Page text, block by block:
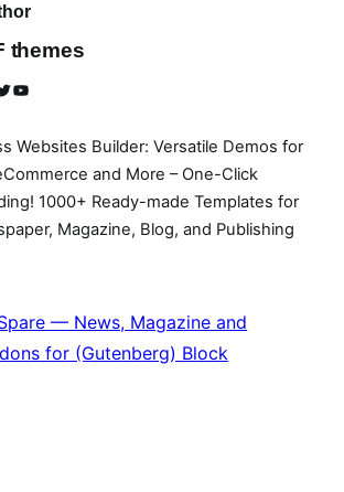
themes
YouTube
Websites Builder: Versatile Demos for
and More – One-Click
1000+ Ready-made Templates for
Magazine, Blog, and Publishing